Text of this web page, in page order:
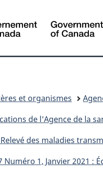
et organismes
de l'Agence de la
des maladies
Numéro 1, Janvier 2021